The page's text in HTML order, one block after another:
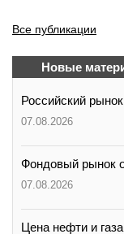
Все публикации
Новые
Российский
07.08.2026
Фондовый рынок
07.08.2026
Цена нефти и